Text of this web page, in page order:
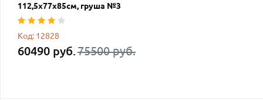
112,5х77х85см, груша №3
Код: 12828
60490 руб.75500 руб.